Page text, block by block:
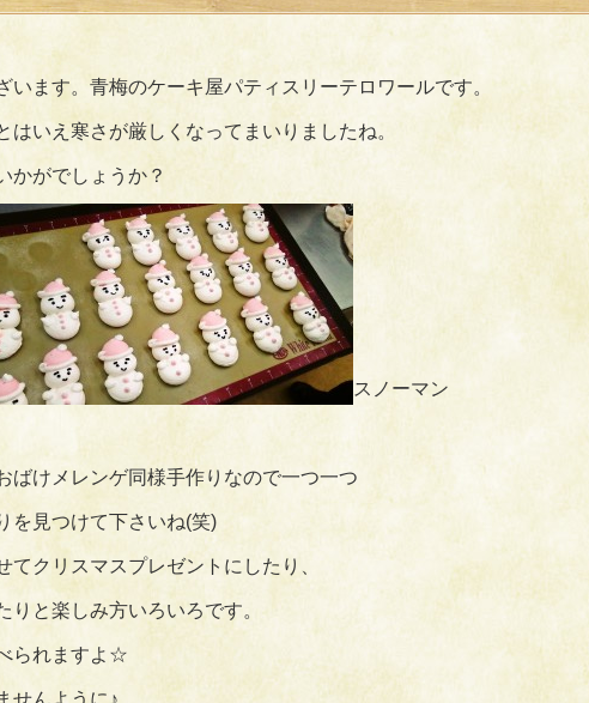
います。青梅のケーキ屋パティスリーテロワールです。
はいえ寒さが厳しくなってまいりましたね。
かがでしょうか？
スノーマン
ばけメレンゲ同様手作りなので一つ一つ
を見つけて下さいね(笑)
てクリスマスプレゼントにしたり、
と楽しみ方いろいろです。
られますよ☆
せんように♪